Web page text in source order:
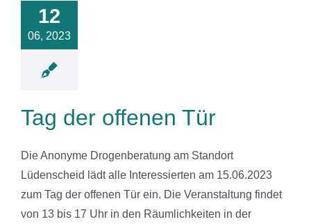
12
06, 2023
News
Tag der offenen Tür
Die Anonyme Drogenberatung am Standort
Lüdenscheid lädt alle Interessierten am 15.06.2023
zum Tag der offenen Tür ein. Die Veranstaltung findet
von 13 bis 17 Uhr in den Räumlichkeiten in der